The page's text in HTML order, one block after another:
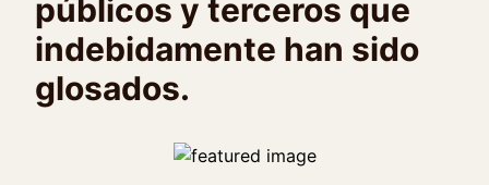
públicos y terceros que
indebidamente han sido
glosados.